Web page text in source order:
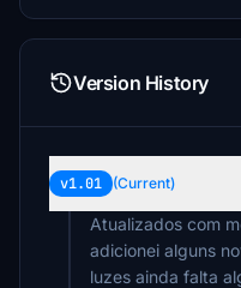
Version History
v1.01 (Current)
Atualizados com
adicionei alguns
luzes ainda falta